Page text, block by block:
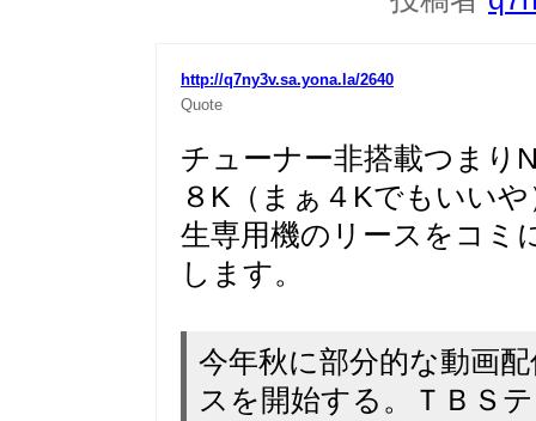
http://q7ny3v.sa.yona.la/2640
Quote
チューナー非搭載つまり
８K（まぁ４Kでもいい
生専用機のリースをコミ
します。
今年秋に部分的な動画
スを開始する。ＴＢＳ